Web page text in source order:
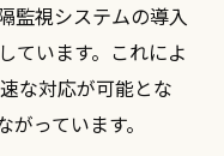
監視システムの導入
ています。これによ
な対応が可能とな
っています。